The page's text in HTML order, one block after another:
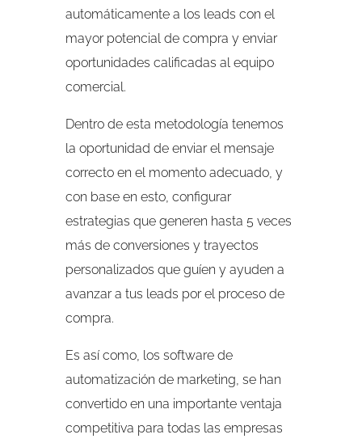
automáticamente a los leads con el
mayor potencial de compra y enviar
oportunidades calificadas al equipo
comercial.
Dentro de esta metodología tenemos
la oportunidad de enviar el mensaje
correcto en el momento adecuado, y
con base en esto, configurar
estrategias que generen hasta 5 veces
más de conversiones y trayectos
personalizados que guíen y ayuden a
avanzar a tus leads por el proceso de
compra.
Es así como, los software de
automatización de marketing, se han
convertido en una importante ventaja
competitiva para todas las empresas